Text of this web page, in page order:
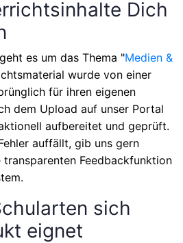
Dich
es um das Thema "Medien &
wurde von einer
für ihren eigenen
dem Upload auf unser Portal
aufbereitet und geprüft.
auffällt, gib uns gern
transparenten Feedbackfunktion
sich
eignet